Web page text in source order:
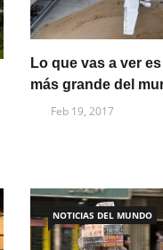
Lo que vas a ver
más grande del
Feb 19, 2017
NOTICIAS DEL MUNDO